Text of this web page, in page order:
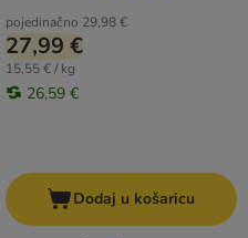
pojedinačno 29,98 €
27,99 €
15,55 € / kg
26,59 €
Dodaj u košaricu